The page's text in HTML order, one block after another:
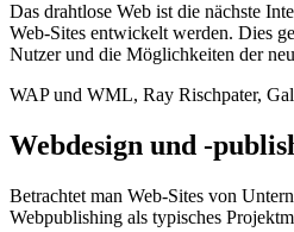
Das drahtlose Web ist die nächste
Web-Sites entwickelt werden. Dies
Nutzer und die Möglichkeiten der
WAP und WML, Ray Rischpater,
Webdesign und -
Betrachtet man Web-Sites von
Webpublishing als typisches